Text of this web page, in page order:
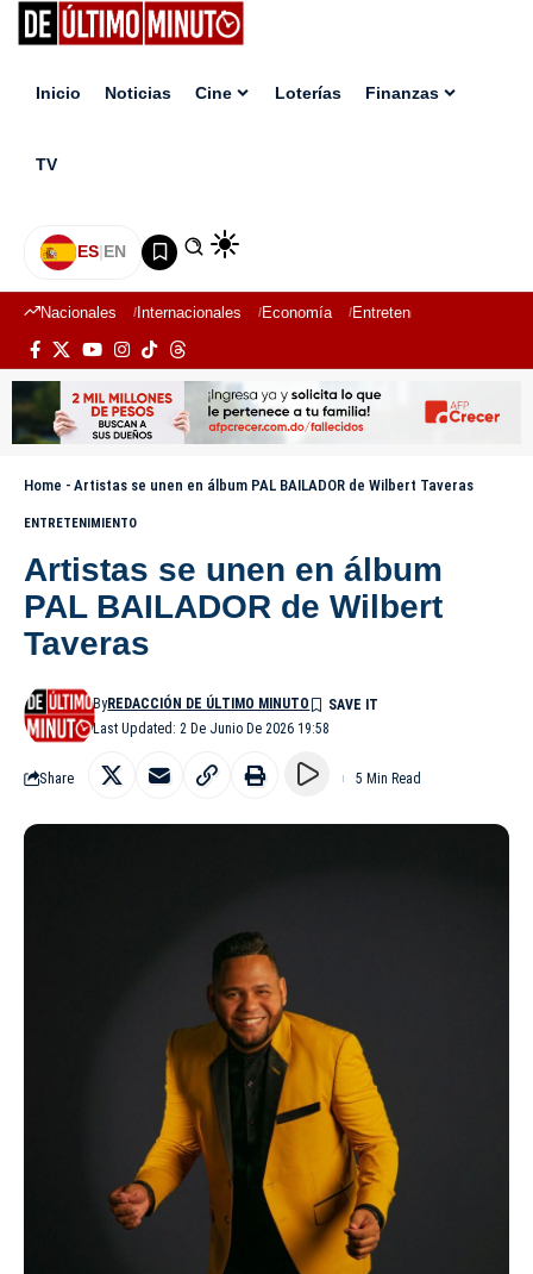
Inicio Noticias Cine Loterías Finanzas
TV
ES|EN
Nacionales Internacionales Economía Entretenimiento
Home - Artistas se unen en álbum PAL BAILADOR de Wilbert Taveras
ENTRETENIMIENTO
Artistas se unen en álbum
PAL BAILADOR de Wilbert
Taveras
Last Updated: 2 De Junio De 2026 19:58
ByREDACCIÓN DE ÚLTIMO MINUTO
Share 5 Min Read